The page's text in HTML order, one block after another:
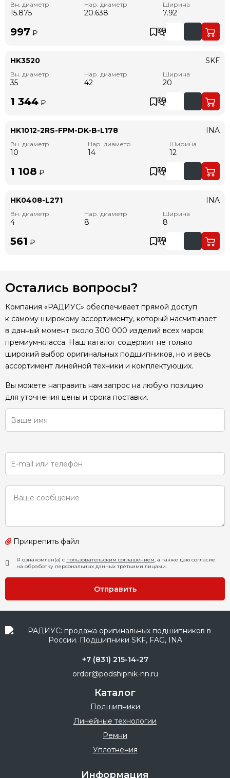
Вн. диаметр
15.875
Нар. диаметр
20.638
Ширина
7.92
997 ₽
HK3520
Вн. диаметр
35
Нар. диаметр
42
Ширина
20
SKF
1 344 ₽
HK1012-2RS-FPM-DK-B-L178
Вн. диаметр
10
Нар. диаметр
14
Ширина
12
INA
1 108 ₽
HK0408-L271
Вн. диаметр
4
Нар. диаметр
8
Ширина
8
INA
561 ₽
Остались вопросы?
Компания «РАДИУС» обеспечивает прямой доступ
к самому широкому ассортименту, который насчитывает
в данный момент около 300 000 изделий всех марок
премиум-класса. Наш каталог содержит не только
широкий выбор оригинальных подшипников, но и весь
ассортимент линейной техники и комплектующих.
Вы можете направить нам запрос на любую позицию
для уточнения цены и срока поставки.
Прикрепить файл
Я ознакомлен(а) с пользовательским соглашением, а также даю согласие
на обработку персональных данных третьими лицами.
Отправить
+7 (831) 215-14-27
order@podshipnik-nn.ru
Каталог
Подшипники
Линейные технологии
Ремни
Уплотнения
Информация